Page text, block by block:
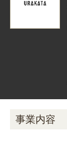
事業内容